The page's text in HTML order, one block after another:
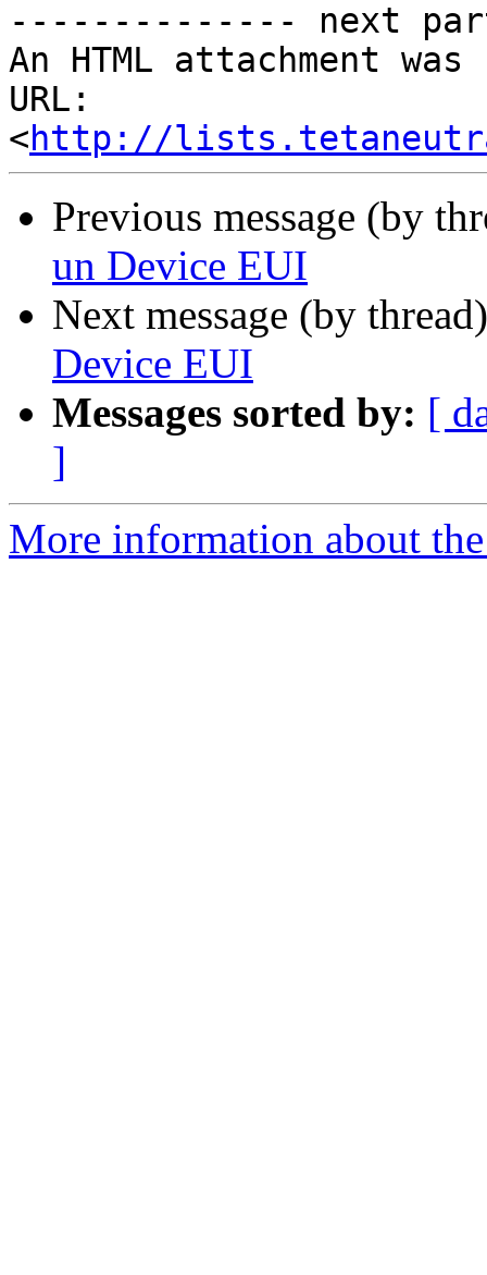
-------------- next
An HTML attachment
URL:
<http://
Previous message (by
un Device EUI
Next message (by
Device EUI
Messages sorted by: [
]
More information about